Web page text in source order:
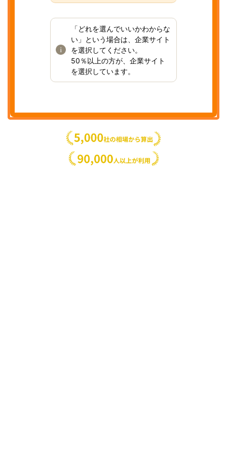
「どれを選んでいいかわからな
い」という場合は、企業サイト
を選択してください。
50％以上の方が、企業サイト
を選択しています。